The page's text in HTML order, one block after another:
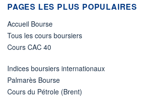
PAGES LES PLUS POPULAIRES
Accueil Bourse
Tous les cours boursiers
Cours CAC 40
Indices boursiers internationaux
Palmarès Bourse
Cours du Pétrole (Brent)